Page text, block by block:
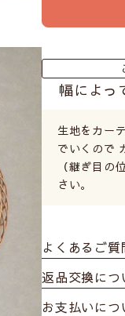
幅によっ
生地をカー
でいくので
（継ぎ目の
さい。
よくあるご質
返品交換につ
お支払いにつ